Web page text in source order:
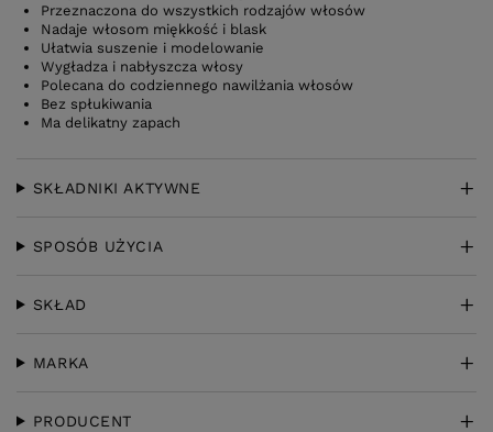
Przeznaczona do wszystkich rodzajów włosów
Nadaje włosom miękkość i blask
Ułatwia suszenie i modelowanie
Wygładza i nabłyszcza włosy
Polecana do codziennego nawilżania włosów
Bez spłukiwania
Ma delikatny zapach
SKŁADNIKI AKTYWNE
SPOSÓB UŻYCIA
SKŁAD
MARKA
PRODUCENT